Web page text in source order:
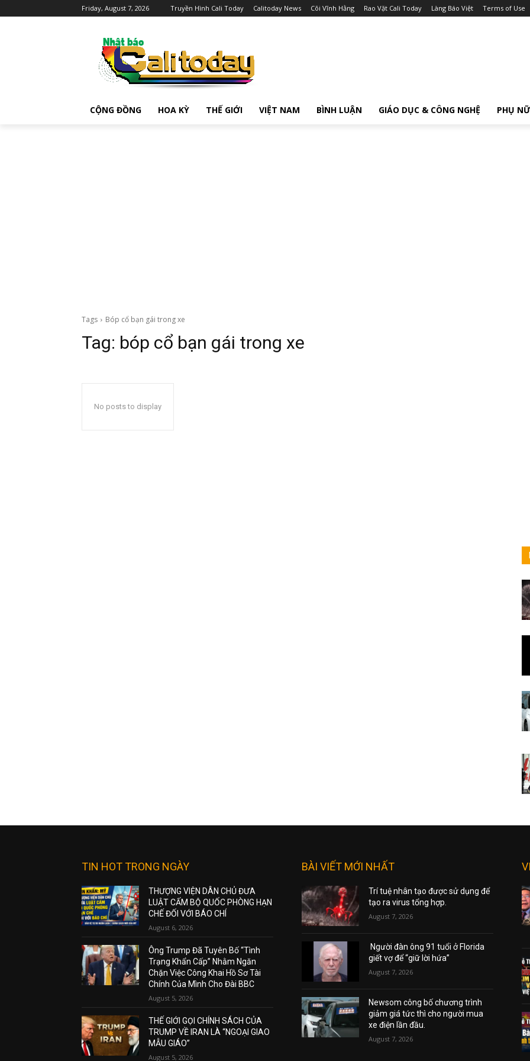
Friday, August 7, 2026 Truyền Hình Cali Today Calitoday News Cõi Vĩnh Hằng Rao Vặt Cali Today Làng Báo Việt Terms of Use
CỘNG ĐỒNG HOA KỲ THẾ GIỚI VIỆT NAM BÌNH LUẬN GIÁO DỤC & CÔNG NGHỆ PHỤ NỮ
Tags Bóp cổ bạn gái trong xe
Tag: bóp cổ bạn gái trong xe
No posts to display
TIN HOT TRONG NGÀY
THƯỢNG VIỆN DÂN CHỦ ĐƯA
LUẬT CẤM BỘ QUỐC PHÒNG HẠN
CHẾ ĐỐI VỚI BÁO CHÍ
August 6, 2026
Ông Trump Đã Tuyên Bố “Tình
Trạng Khẩn Cấp” Nhằm Ngăn
Chặn Việc Công Khai Hồ Sơ Tài
Chính Của Mình Cho Đài BBC
August 5, 2026
THẾ GIỚI GỌI CHÍNH SÁCH CỦA
TRUMP VỀ IRAN LÀ “NGOẠI GIAO
MẪU GIÁO”
August 5, 2026
BÀI VIẾT MỚI NHẤT
Trí tuệ nhân tạo được sử dụng để
tạo ra virus tổng hợp.
August 7, 2026
Người đàn ông 91 tuổi ở Florida
giết vợ để “giữ lời hứa”
August 7, 2026
Newsom công bố chương trình
giảm giá tức thì cho người mua
xe điện lần đầu.
August 7, 2026